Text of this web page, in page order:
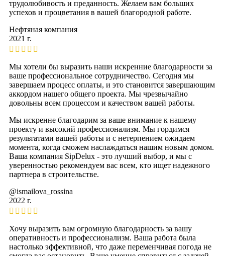
трудолюбивость и преданность. Желаем вам больших
успехов и процветания в вашей благородной работе.
Нефтяная компания
2021 г.
Мы хотели бы выразить наши искренние благодарности за
ваше профессиональное сотрудничество. Сегодня мы
завершаем процесс оплаты, и это становится завершающим
аккордом нашего общего проекта. Мы чрезвычайно
довольны всем процессом и качеством вашей работы.
Мы искренне благодарим за ваше внимание к нашему
проекту и высокий профессионализм. Мы гордимся
результатами вашей работы и с нетерпением ожидаем
момента, когда сможем наслаждаться нашим новым домом.
Ваша компания SipDelux - это лучший выбор, и мы с
уверенностью рекомендуем вас всем, кто ищет надежного
партнера в строительстве.
@ismailova_rossina
2022 г.
Хочу выразить вам огромную благодарность за вашу
оперативность и профессионализм. Ваша работа была
настолько эффективной, что даже переменчивая погода не